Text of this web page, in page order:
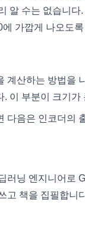
알 수는 없습니
가깝게 나오도
계산하는 방법을
이 부분이 크기
다음은 인코더의
러닝 엔지니어로
고 책을 집필합니